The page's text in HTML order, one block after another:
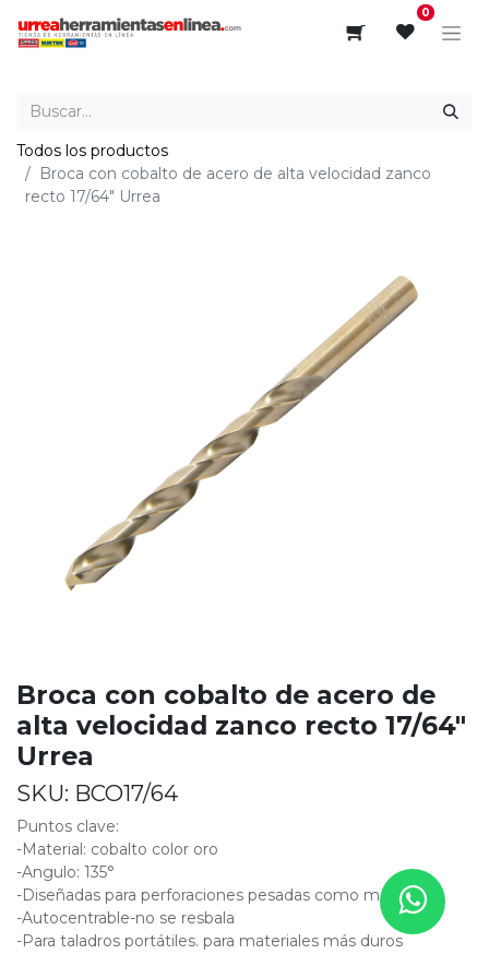
0
Todos los productos
Broca con cobalto de acero de alta velocidad zanco
recto 17/64" Urrea
Broca con cobalto de acero de
alta velocidad zanco recto 17/64"
Urrea
SKU: BCO17/64
Puntos clave:
-Material: cobalto color oro
-Angulo: 135°
-Diseñadas para perforaciones pesadas como metales
-Autocentrable-no se resbala
-Para taladros portátiles. para materiales más duros